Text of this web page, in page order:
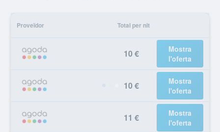
Proveïdor Total per nit
10 €
Mostra
l'oferta
10 €
Mostra
l'oferta
11 €
Mostra
l'oferta